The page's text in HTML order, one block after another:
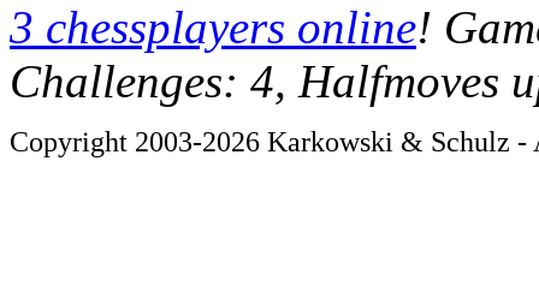
3 chessplayers online!
Challenges: 4, Halfmoves
Copyright 2003-2026 Karkowski & Schulz